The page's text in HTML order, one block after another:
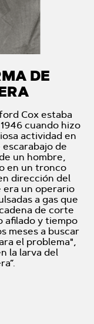
DE
Cox estaba
cuando hizo
actividad en
de
un hombre,
en un tronco
dirección del
era un operario
a gas que
de corte
afilado y tiempo
meses a buscar
el problema",
la larva del